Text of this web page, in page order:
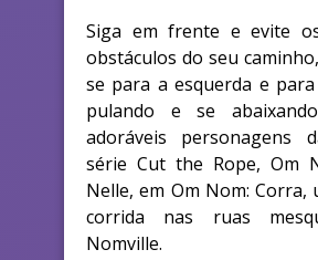
Siga em frente e evite
obstáculos do seu
se para a esquerda e
pulando e se
adoráveis personagens
série Cut the Rope, Om
Nelle, em Om Nom: Corra,
corrida nas ruas
Nomville.